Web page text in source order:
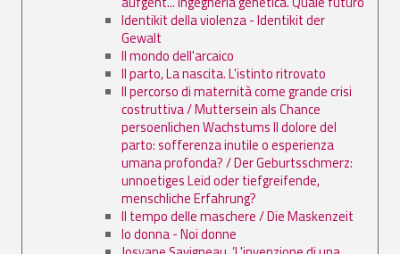
Identikit della violenza - Identikit der
Gewalt
Il mondo dell'arcaico
Il parto, La nascita. L'istinto ritrovato
Il percorso di maternità come grande crisi
costruttiva / Muttersein als Chance
persoenlichen Wachstums Il dolore del
parto: sofferenza inutile o esperienza
umana profonda? / Der Geburtsschmerz:
unnoetiges Leid oder tiefgreifende,
menschliche Erfahrung?
Il tempo delle maschere / Die Maskenzeit
Io donna - Noi donne